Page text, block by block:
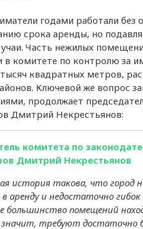
годами работали
срока аренды, но
Часть нежилых
комитете по контролю за
квадратных метров,
Ключевой же вопрос
продолжает
Дмитрий Некрестьянов:
комитета по
Дмитрий Некрестьянов
история такова, что город
аренду и недостаточно
большинство помещений
требуют